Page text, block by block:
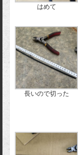
はめて
長いので切った